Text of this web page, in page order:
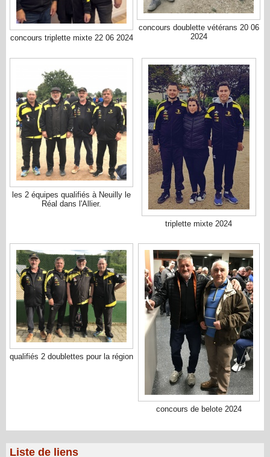
concours triplette mixte 22 06 2024
concours doublette vétérans 20 06
2024
les 2 équipes qualifiés à Neuilly le
Réal dans l'Allier.
triplette mixte 2024
qualifiés 2 doublettes pour la région
concours de belote 2024
Liste de liens